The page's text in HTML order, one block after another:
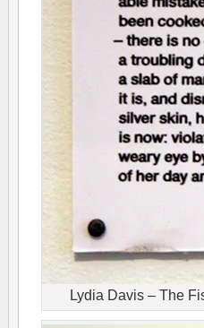
Lydia Davis – The